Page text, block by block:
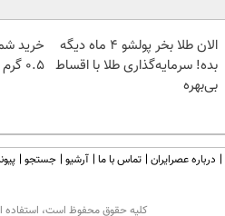
الان طلا بخر پولشو 4 ماه دیگه
بده! سرمایه‌گذاری طلا با اقساط
بی‌بهره
خرید
۰.۵ گرم تا ۱۰ گرم
درباره عصرایران تماس با ما آرشیو جستجو
كليه حقوق محفوظ است، استفاده